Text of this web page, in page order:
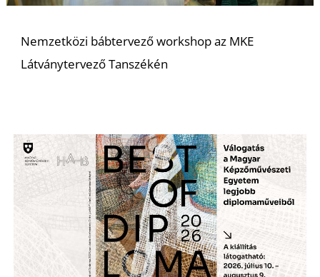
Nemzetközi bábtervező workshop az MKE
Látványtervező Tanszékén